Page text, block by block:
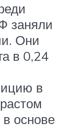
заняли
Они
в 0,24
в
в основе